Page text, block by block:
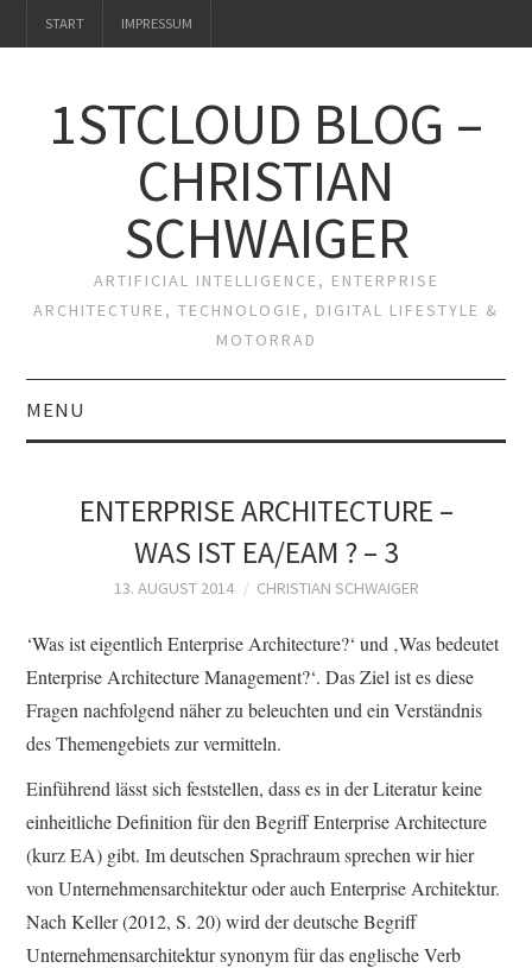
START IMPRESSUM
1STCLOUD BLOG –
CHRISTIAN
SCHWAIGER
ARTIFICIAL INTELLIGENCE, ENTERPRISE
ARCHITECTURE, TECHNOLOGIE, DIGITAL LIFESTYLE &
MOTORRAD
MENU
IMPRESSUM
ENTERPRISE ARCHITECTURE –
WAS IST EA/EAM ? – 3
13. AUGUST 2014 CHRISTIAN SCHWAIGER
‘Was ist eigentlich Enterprise Architecture?‘ und ‚Was bedeutet
Enterprise Architecture Management?‘. Das Ziel ist es diese
Fragen nachfolgend näher zu beleuchten und ein Verständnis
des Themengebiets zur vermitteln.
Einführend lässt sich feststellen, dass es in der Literatur keine
einheitliche Definition für den Begriff Enterprise Architecture
(kurz EA) gibt. Im deutschen Sprachraum sprechen wir hier
von Unternehmensarchitektur oder auch Enterprise Architektur.
Nach Keller (2012, S. 20) wird der deutsche Begriff
Unternehmensarchitektur synonym für das englische Verb